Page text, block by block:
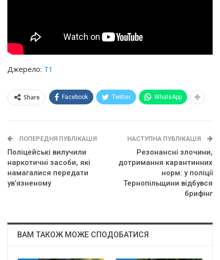
Джерело: Т1
Share Facebook Twitter WhatsApp
ПОПЕРЕДНЯ ПУБЛІКАЦІЯ
Поліцейські вилучили
наркотичні засоби, які
намагалися передати
ув’язненому
НАСТУПНА ПУБЛІКАЦІЯ
Резонансні злочини,
дотримання карантинних
норм: у поліції
Тернопільщини відбувся
брифінг
ВАМ ТАКОЖ МОЖЕ СПОДОБАТИСЯ